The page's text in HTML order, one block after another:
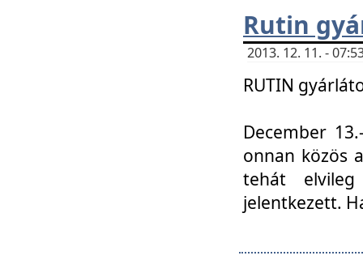
Rutin
2013. 12. 11. -
RUTIN
December
onnan közös
tehát
jelentkezett.